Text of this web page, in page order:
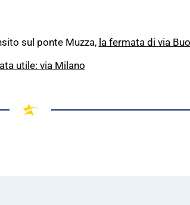
sul ponte Muzza, la fermata di via
utile: via Milano